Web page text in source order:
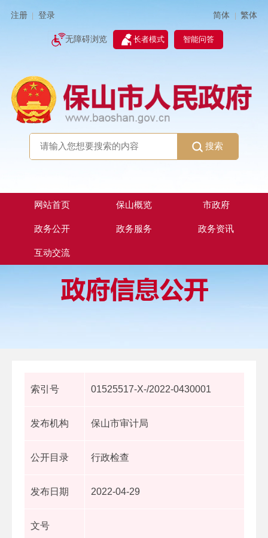
注册 登录 简体 | 繁体
无障碍浏览 长者模式 智能问答
搜索
网站首页 保山概览 市政府
政务公开 政务服务 政务资讯
互动交流
索引号 01525517-X-/2022-0430001
发布机构 保山市审计局
公开目录 行政检查
发布日期 2022-04-29
文号